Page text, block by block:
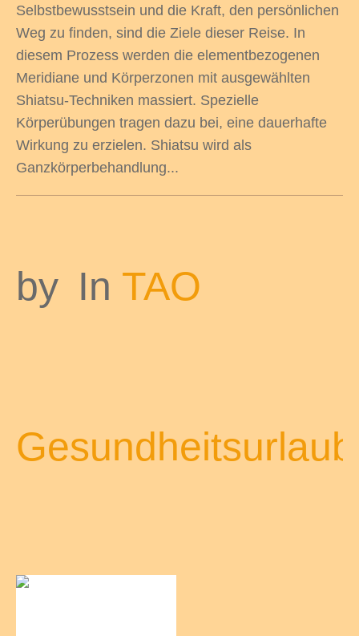
Selbstbewusstsein und die Kraft, den persönlichen
Weg zu finden, sind die Ziele dieser Reise. In
diesem Prozess werden die elementbezogenen
Meridiane und Körperzonen mit ausgewählten
Shiatsu-Techniken massiert. Spezielle
Körperübungen tragen dazu bei, eine dauerhafte
Wirkung zu erzielen. Shiatsu wird als
Ganzkörperbehandlung...
by In TAO
Gesundheitsurlaub